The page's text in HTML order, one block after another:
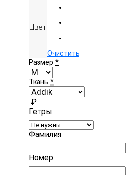
Цвет
Очистить
Размер *
Ткань *
₽
Гетры
Фамилия
Номер